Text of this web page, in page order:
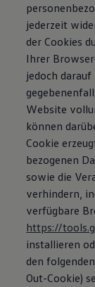
jederzeit
der Cookies
Ihrer
jedoch darauf
Website
können
Cookie
bezogenen
sowie die
verhindern,
verfügbare
https://
installieren
den
Out-Cookie)